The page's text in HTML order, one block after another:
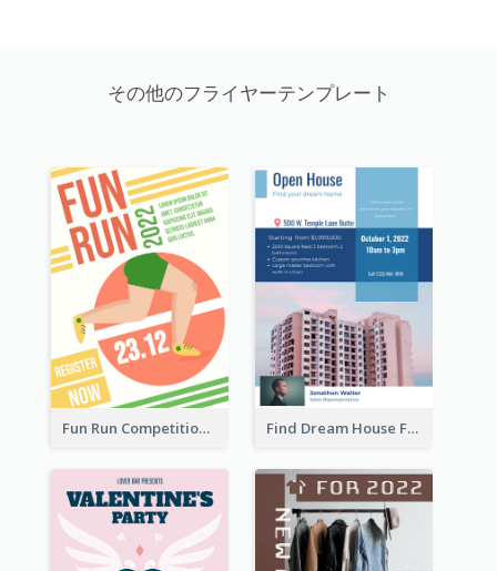
その他のフライヤーテンプレート
Fun Run Competition Flyer Find Dream House Flyer